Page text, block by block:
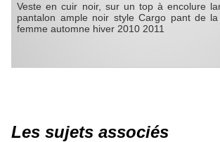
Veste en cuir noir, sur un top à encolure
pantalon ample noir style Cargo pant de
femme automne hiver 2010 2011
Les sujets associés